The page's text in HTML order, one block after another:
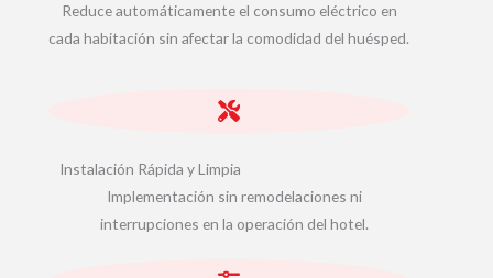
Reduce automáticamente el consumo eléctrico en
cada habitación sin afectar la comodidad del huésped.
Instalación Rápida y Limpia
Implementación sin remodelaciones ni
interrupciones en la operación del hotel.